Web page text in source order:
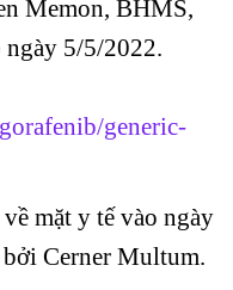
Memon, BHMS,
ngày 5/5/2022.
generic-
mặt y tế vào ngày
Cerner Multum.